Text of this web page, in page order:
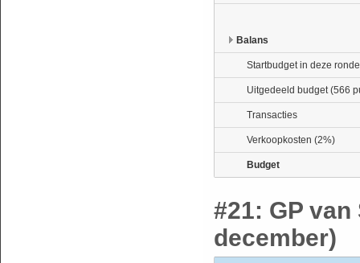
Balans
Startbudget in deze ronde
Uitgedeeld budget (566
Transacties
Verkoopkosten (2%)
Budget
#21: GP
december)